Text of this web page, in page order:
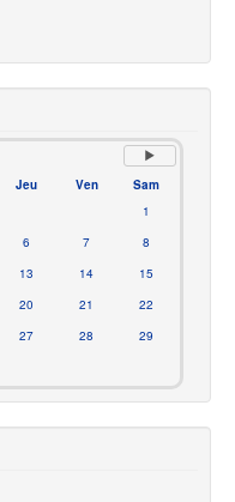
Jeu Ven
Sam
1
6 7
8
13 14
15
20 21
22
27 28
29